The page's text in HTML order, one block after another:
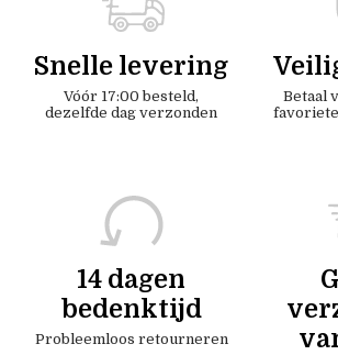
Snelle levering
Vóór 17:00 besteld,
dezelfde dag verzonden
Betaal
14 dagen
bedenktijd
Probleemloos retourneren